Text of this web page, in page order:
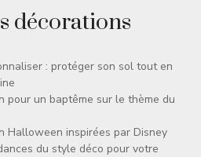
décorations
: protéger son sol tout en
pour un baptême sur le thème du
Halloween inspirées par Disney
du style déco pour votre